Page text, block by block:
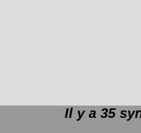
Il y a 35